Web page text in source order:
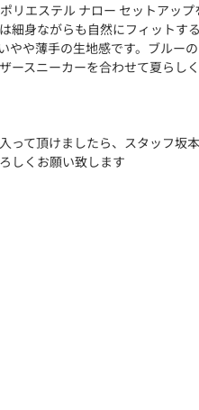
リエステル ナロー セットアップ
細身ながらも自然にフィットす
やや薄手の生地感です。ブルー
ースニーカーを合わせて夏らし
って頂けましたら、スタッフ坂
しくお願い致します